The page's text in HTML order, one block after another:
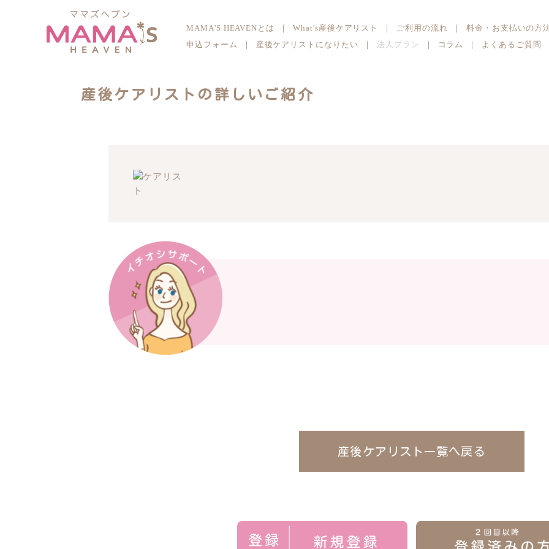
MAMA'S HEAVENとは ｜ What's産後ケアリスト ｜ ご利用の流れ ｜
料金・お支払いの方
申込フォーム
｜ 産後ケアリストになりたい ｜ 法人プラン ｜ コラム ｜ よくあるご質問
産後ケアリストの詳しいご紹介
産後ケアリスト一覧へ戻る